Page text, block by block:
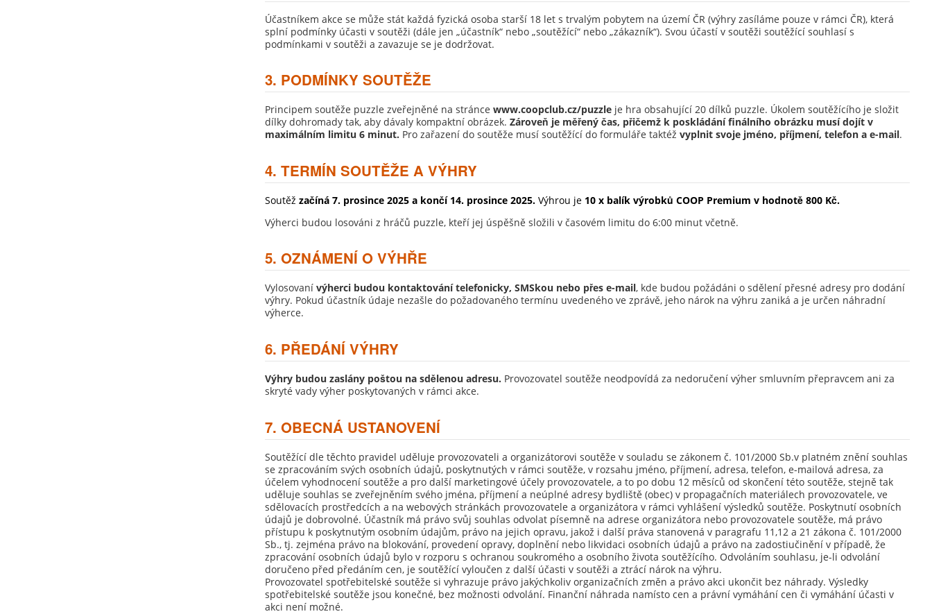
Účastníkem akce se může stát každá fyzická osoba starší 18 let s trvalým pobytem na území ČR (výhry zasíláme pouze v rámci ČR), která
splní podmínky účasti v soutěži (dále jen „účastník“ nebo „soutěžící“ nebo „zákazník“). Svou účastí v soutěži soutěžící souhlasí s
podmínkami v soutěži a zavazuje se je dodržovat.
3. PODMÍNKY SOUTĚŽE
Principem soutěže puzzle zveřejněné na stránce www.coopclub.cz/puzzle je hra obsahující 20 dílků puzzle. Úkolem soutěžícího je složit
dílky dohromady tak, aby dávaly kompaktní obrázek. Zároveň je měřený čas, přičemž k poskládání finálního obrázku musí dojít v
maximálním limitu 6 minut. Pro zařazení do soutěže musí soutěžící do formuláře taktéž vyplnit svoje jméno, příjmení, telefon a e-mail.
4. TERMÍN SOUTĚŽE A VÝHRY
Soutěž začíná 7. prosince 2025 a končí 14. prosince 2025. Výhrou je 10 x balík výrobků COOP Premium v hodnotě 800 Kč.
Výherci budou losováni z hráčů puzzle, kteří jej úspěšně složili v časovém limitu do 6:00 minut včetně.
5. OZNÁMENÍ O VÝHŘE
Vylosovaní výherci budou kontaktování telefonicky, SMSkou nebo přes e-mail, kde budou požádáni o sdělení přesné adresy pro dodání
výhry. Pokud účastník údaje nezašle do požadovaného termínu uvedeného ve zprávě, jeho nárok na výhru zaniká a je určen náhradní
výherce.
6. PŘEDÁNÍ VÝHRY
Výhry budou zaslány poštou na sdělenou adresu. Provozovatel soutěže neodpovídá za nedoručení výher smluvním přepravcem ani za
skryté vady výher poskytovaných v rámci akce.
7. OBECNÁ USTANOVENÍ
Soutěžící dle těchto pravidel uděluje provozovateli a organizátorovi soutěže v souladu se zákonem č. 101/2000 Sb.v platném znění souhlas
se zpracováním svých osobních údajů, poskytnutých v rámci soutěže, v rozsahu jméno, příjmení, adresa, telefon, e-mailová adresa, za
účelem vyhodnocení soutěže a pro další marketingové účely provozovatele, a to po dobu 12 měsíců od skončení této soutěže, stejně tak
uděluje souhlas se zveřejněním svého jména, příjmení a neúplné adresy bydliště (obec) v propagačních materiálech provozovatele, ve
sdělovacích prostředcích a na webových stránkách provozovatele a organizátora v rámci vyhlášení výsledků soutěže. Poskytnutí osobních
údajů je dobrovolné. Účastník má právo svůj souhlas odvolat písemně na adrese organizátora nebo provozovatele soutěže, má právo
přístupu k poskytnutým osobním údajům, právo na jejich opravu, jakož i další práva stanovená v paragrafu 11,12 a 21 zákona č. 101/2000
Sb., tj. zejména právo na blokování, provedení opravy, doplnění nebo likvidaci osobních údajů a právo na zadostiučinění v případě, že
zpracování osobních údajů bylo v rozporu s ochranou soukromého a osobního života soutěžícího. Odvoláním souhlasu, je-li odvolání
doručeno před předáním cen, je soutěžící vyloučen z další účasti v soutěži a ztrácí nárok na výhru.
Provozovatel spotřebitelské soutěže si vyhrazuje právo jakýchkoliv organizačních změn a právo akci ukončit bez náhrady. Výsledky
spotřebitelské soutěže jsou konečné, bez možnosti odvolání. Finanční náhrada namísto cen a právní vymáhání cen či vymáhání účasti v
akci není možné.